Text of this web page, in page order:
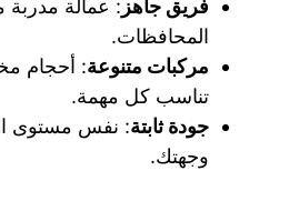
فريق جاهز : عمالة مدربة
المحافظات.
مركبات متنوعة: أحجام
تناسب كل مهمة.
جودة ثابتة: نفس مستوى
وجهتك.